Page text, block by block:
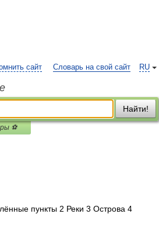
RU
сайт Словарь на свой сайт
Найти!
⚽
пункты 2 Реки 3 Острова 4